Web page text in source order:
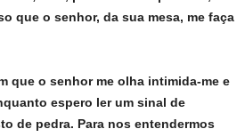
que o senhor, da sua mesa, me faça
que o senhor me olha intimida-me e
espero ler um sinal de
de pedra. Para nos entendermos